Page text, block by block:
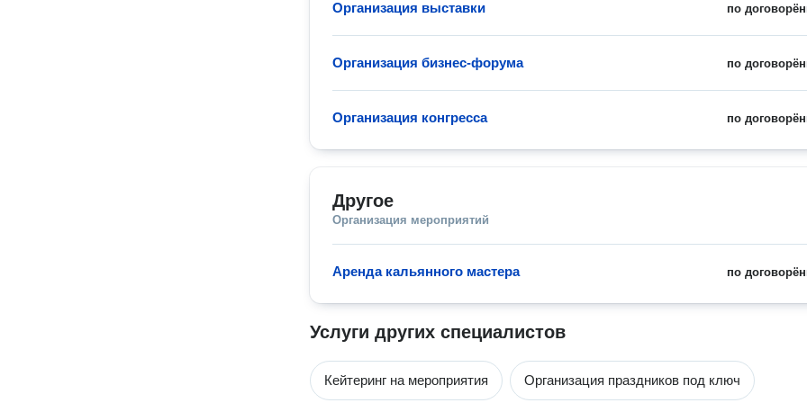
по
Организация выставки
по
Организация бизнес-форума
по
Организация конгресса
Другое
Организация мероприятий
по
Аренда кальянного мастера
Услуги других специалистов
Кейтеринг на мероприятия Организация праздников под ключ